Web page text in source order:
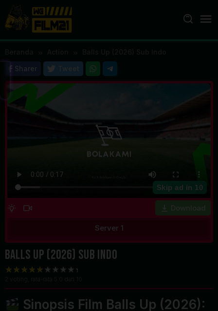
Loncat
konten
Sharer Tweet
Skip ad in 10
Download
Server 1
Balls Up (2026) Sub Indo
Sinopsis Film Balls Up (2026):